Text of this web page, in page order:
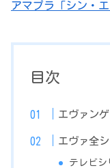
アマプラ「シン・
目次
エヴァン
エヴァ全
テレビシ